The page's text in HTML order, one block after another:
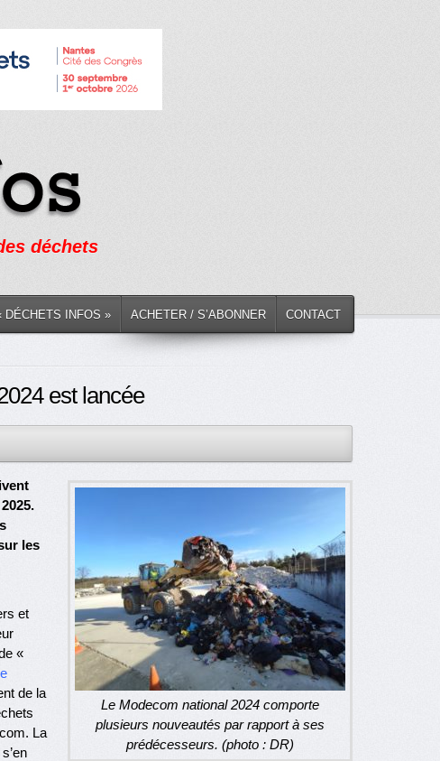
déchets
DÉCHETS INFOS » ACHETER / S’ABONNER CONTACT
est lancée
Le Modecom national 2024 comporte
plusieurs nouveautés par rapport à ses
prédécesseurs. (photo : DR)
les
et
«
de la
La